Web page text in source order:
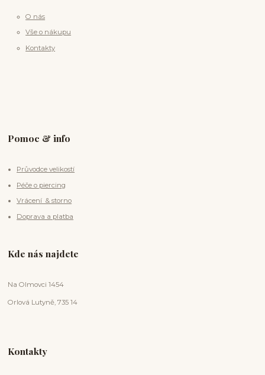
O nás
Vše o nákupu
Kontakty
Pomoc & info
Průvodce velikostí
Péče o piercing
Vrácení & storno
Doprava a platba
Kde nás najdete
Na Olmovci 1454
Orlová Lutyně, 735 14
Kontakty